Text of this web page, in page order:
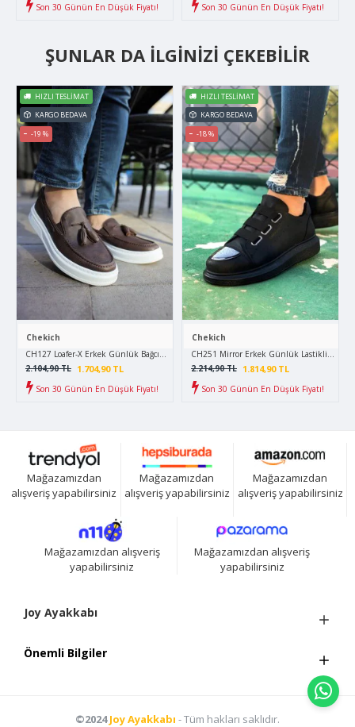
Son 30 Günün En Düşük Fiyatı!
Son 30 Günün En Düşük Fiyatı!
ŞUNLAR DA İLGINIZI ÇEKEBILIR
HIZLI TESLIMAT
KARGO BEDAVA
-19 %
Chekich
CH127 Loafer-X Erkek Günlük Bağcıksız Corcik Cilt Klasik Ayakkabı CBT - Kahverengi
1.704,90 TL
2.104,90 TL
Son 30 Günün En Düşük Fiyatı!
HIZLI TESLIMAT
KARGO BEDAVA
-18 %
Chekich
CH251 Mirror Erkek Günlük Lastikli Cilt
1.814,90 TL
2.214,90 TL
Son 30 Günün En Düşük Fiyatı!
Mağazamızdan
alışveriş yapabilirsiniz
Mağazamızdan
alışveriş yapabilirsiniz
Mağazamızdan
alışveriş yapabilirsiniz
Mağazamızdan alışveriş
yapabilirsiniz
Mağazamızdan alışveriş
yapabilirsiniz
Joy Ayakkabı
Önemli Bilgiler
©2024Joy Ayakkabı - Tüm hakları saklıdır.